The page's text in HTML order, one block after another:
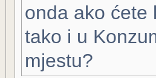
onda ako ćete
tako i u
mjestu?